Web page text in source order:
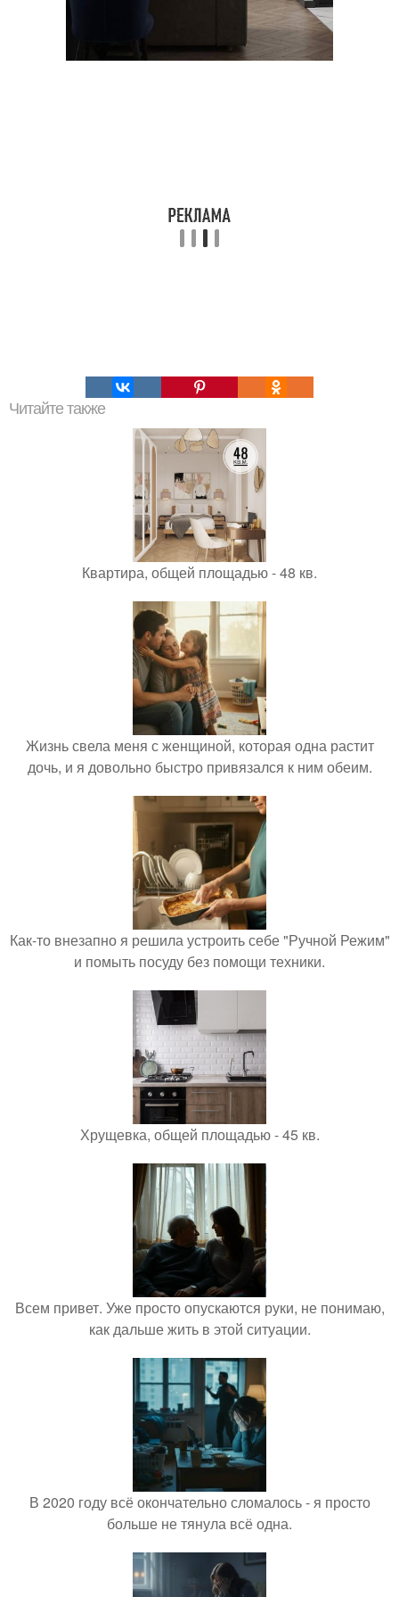
Читайте также
Квартира, общей площадью - 48 кв.
Жизнь свела меня с женщиной, которая одна растит
дочь, и я довольно быстро привязался к ним обеим.
Как-то внезапно я решила устроить себе "Ручной Режим"
и помыть посуду без помощи техники.
Хрущевка, общей площадью - 45 кв.
Всем привет. Уже просто опускаются руки, не понимаю,
как дальше жить в этой ситуации.
В 2020 году всё окончательно сломалось - я просто
больше не тянула всё одна.